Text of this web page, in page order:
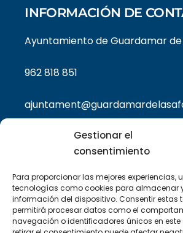
Gestionar el
consentimiento
Para proporcionar las mejores experiencias,
tecnologías como cookies para almacenar
información del dispositivo. Consentir estas
permitirá procesar datos como el
navegación o identificadores únicos en este
INFORMACIÓN DE
Ayuntamiento de Guardamar
962 818 851
TEXTOS LEGALES
Política de privacidad
Política de cookies